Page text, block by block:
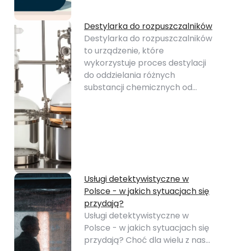
Destylarka do rozpuszczalników
Destylarka do rozpuszczalników
to urządzenie, które
wykorzystuje proces destylacji
do oddzielania różnych
substancji chemicznych od…
Usługi detektywistyczne w
Polsce - w jakich sytuacjach się
przydają?
Usługi detektywistyczne w
Polsce - w jakich sytuacjach się
przydają? Choć dla wielu z nas…